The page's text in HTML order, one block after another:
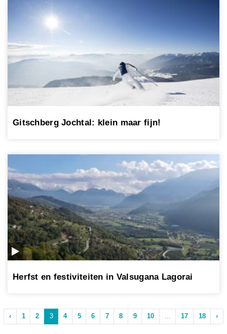
Gitschberg Jochtal: klein maar fijn!
Herfst en festiviteiten in Valsugana Lagorai
‹ 1 2 3 4 5 6 7 8 9 10 ... 17 18 ›